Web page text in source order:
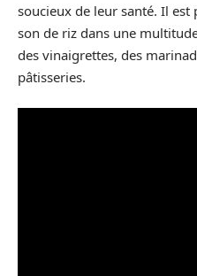
soucieux de leur santé. Il est
son de riz dans une
des vinaigrettes, des
pâtisseries.